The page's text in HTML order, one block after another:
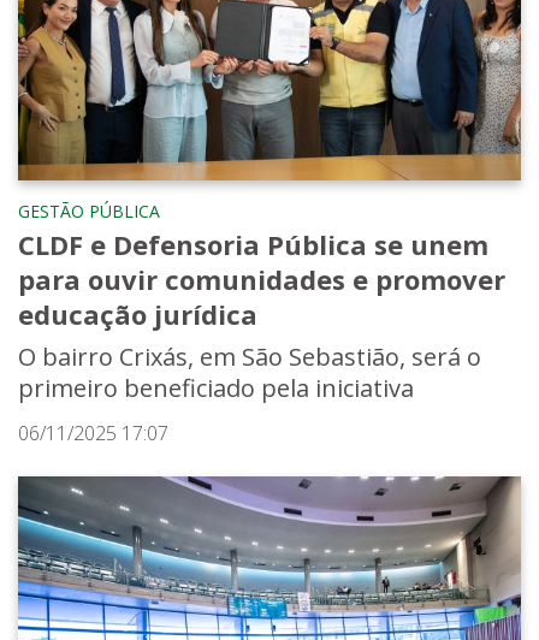
GESTÃO PÚBLICA
CLDF e Defensoria Pública se unem
para ouvir comunidades e promover
educação jurídica
O bairro Crixás, em São Sebastião, será o
primeiro beneficiado pela iniciativa
06/11/2025 17:07